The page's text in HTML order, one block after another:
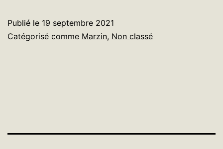
rentrée
Publié le 19 septembre 2021
Catégorisé comme Marzin, Non classé